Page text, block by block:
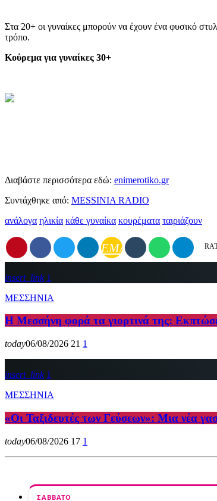
Στα 20+ οι γυναίκες μπορούν να έχουν ένα φυσικό
τρόπο.
Κούρεμα για γυναίκες 30+
Διαβάστε περισσότερα εδώ: enimerotiko.gr
Συντάχθηκε από: MESSINIA RADIO
ανάλογα ηλικία κάθε γυναίκα κουρέματα ταιριάζουν
EMAIL
insert_link 1
ΜΕΣΣΗΝΙΑ
Η Μεσσήνη φορά τα γιορτινά της:
today06/08/2026 21 1
insert_link 1
ΜΕΣΣΗΝΙΑ
«Οι Ταξιδευτές των Γεύσεων»: Μια νέα
today06/08/2026 17 1
ΣΆΒΒΑΤΟ